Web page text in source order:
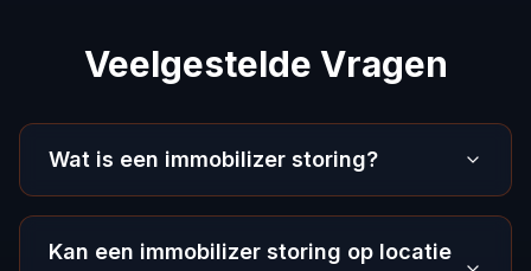
Veelgestelde Vragen
Wat is een immobilizer storing?
Kan een immobilizer storing op locatie